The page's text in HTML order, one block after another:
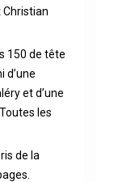
Christian
150 de tête
d’une
et d’une
les
de la